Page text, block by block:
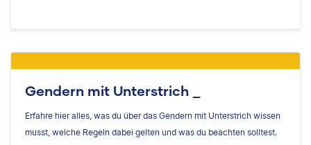
Gendern mit Unterstrich _
Erfahre hier alles, was du über das Gendern mit Unterstrich wissen
musst, welche Regeln dabei gelten und was du beachten solltest.